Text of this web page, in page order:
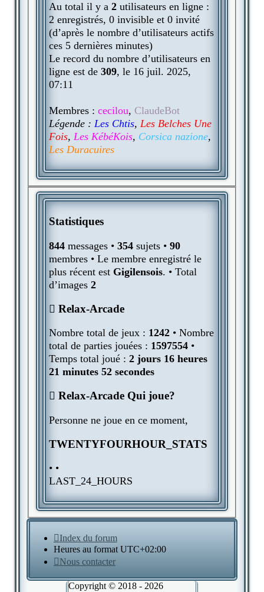
Au total il y a 2utilisateurs en ligne :
2 enregistrés, 0 invisible et 0 invité
(d’après le nombre d’utilisateurs actifs
ces 5 dernières minutes)
Le record du nombre d’utilisateurs en
ligne est de 309, le 16 juil. 2025,
07:11
Membres : cecilou, ClaudeBot
Légende : Les Chtis, Les Belches Une
Fois, Les KébéKois, Corsica nazione,
Les Duracuires
Statistiques
844messages • 354sujets • 90
membres • Le membre enregistré le
plus récent est Gigilensois. • Total
d’images 2
Relax-Arcade
Nombre total de jeux : 1242• Nombre
total de parties jouées : 1597554•
Temps total joué : 2 jours 16 heures
21 minutes 52 secondes
Relax-Arcade Qui joue?
Personne ne joue en ce moment,
TWENTYFOURHOUR_STATS
• •
LAST_24_HOURS
Index du forum
Heures au format UTC+02:00
Nous contacter
Copyright © 2018 - 2026